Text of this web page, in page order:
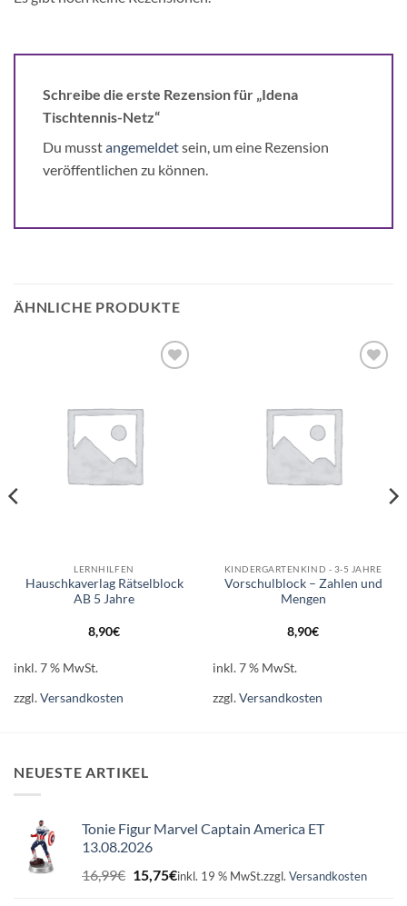
Schreibe die erste Rezension für „Idena
Tischtennis-Netz“
Du musstangemeldetsein, um eine Rezension
veröffentlichen zu können.
ÄHNLICHE PRODUKTE
LERNHILFEN
Hauschkaverlag Rätselblock
AB 5 Jahre
8,90€
inkl. 7 % MwSt.
zzgl.Versandkosten
KINDERGARTENKIND - 3-5 JAHRE
Vorschulblock – Zahlen und
Mengen
8,90€
inkl. 7 % MwSt.
zzgl.Versandkosten
NEUESTE ARTIKEL
Tonie Figur Marvel Captain America ET
13.08.2026
16,99€ Ursprünglicher
Preis
15,75€Aktueller
inkl. 19 % MwSt.zzgl. Versandkosten